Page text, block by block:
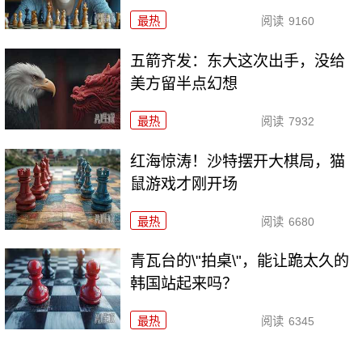
最热 阅读 9160
五箭齐发：东大这次出手，没给
美方留半点幻想
最热 阅读 7932
红海惊涛！沙特摆开大棋局，猫
鼠游戏才刚开场
最热 阅读 6680
青瓦台的\"拍桌\"，能让跪太久的
韩国站起来吗？
最热 阅读 6345